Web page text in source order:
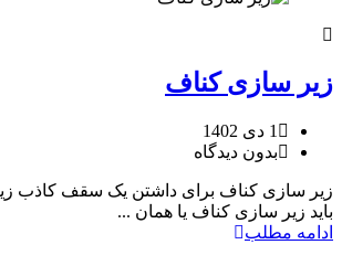
زیر سازی کناف
1 دی 1402
بدون دیدگاه
زیر سازی کناف برای داشتن یک سقف کاذب زیبا
باید زیر سازی کناف یا همان ...
ادامه مطلب